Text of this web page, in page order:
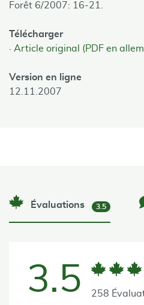
Forêt 6/2007: 16-21.
Télécharger
Article original (PDF en
Version en ligne
12.11.2007
Évaluations 3.5
3.5 258